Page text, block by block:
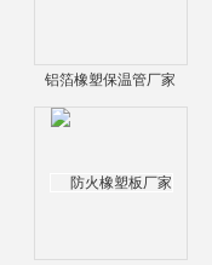
铝箔橡塑保温管厂家